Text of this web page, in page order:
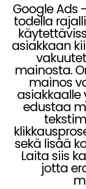
Google Ads
todella
asiakkaan
mainosta.
mainos
asiakkaalle
edustaa
sekä lisää
Laita siis
jotta